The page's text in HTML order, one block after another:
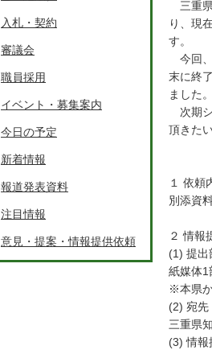
三重県
り、現
す。
今回、
末に終
ました。
次期シ
頂きた
１ 依頼
別添資
２ 情報
(1) 提出
紙媒体1
※本県
(2) 宛先
三重県
(3) 情報
入札・契約
審議会
職員採用
イベント・募集案内
今日の予定
新着情報
報道発表資料
注目情報
意見・提案・情報提供依頼